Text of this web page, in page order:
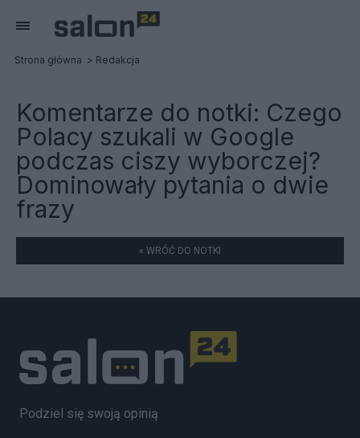
Strona główna Redakcja
Komentarze do notki: Czego
Polacy szukali w Google
podczas ciszy wyborczej?
Dominowały pytania o dwie
frazy
« WRÓĆ DO NOTKI
Podziel się swoją opinią